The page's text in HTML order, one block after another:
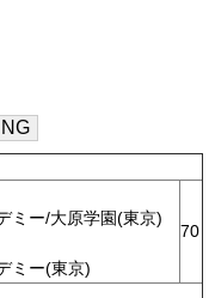
ミー/大原学園(東京)
ミー(東京)
70